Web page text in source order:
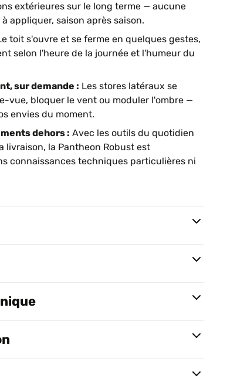
extérieures sur le long terme — aucune
appliquer, saison après saison.
toit s'ouvre et se ferme en quelques gestes,
selon l'heure de la journée et l'humeur du
sur demande : Les stores latéraux se
vue, bloquer le vent ou moduler l'ombre —
envies du moment.
dehors : Avec les outils du quotidien
livraison, la Pantheon Robust est
connaissances techniques particulières ni